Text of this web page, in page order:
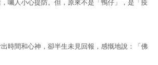
囑人小心提防。但，原來不是「鴨仔」，是「疫
時間和心神，卻半生未見回報，感慨地說：「佛